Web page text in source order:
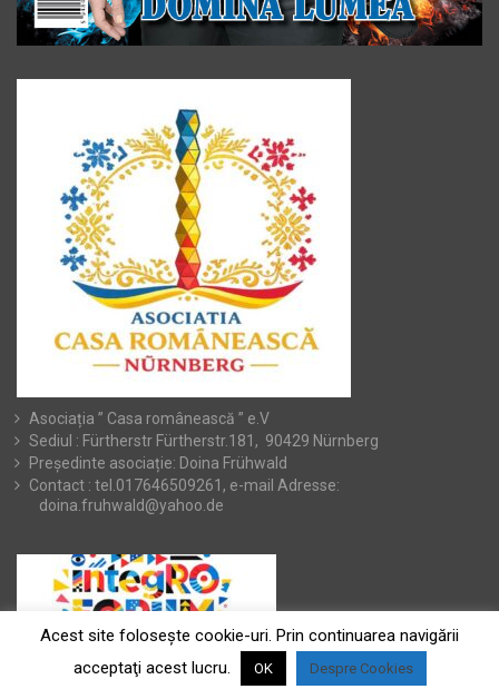
Asociația ” Casa românească ” e.V
Sediul : Fürtherstr Fürtherstr.181, 90429 Nürnberg
Președinte asociație: Doina Frühwald
Contact : tel.017646509261, e-mail Adresse:
doina.fruhwald@yahoo.de
Acest site foloseşte cookie-uri. Prin continuarea navigării
acceptaţi acest lucru.
OK Despre Cookies